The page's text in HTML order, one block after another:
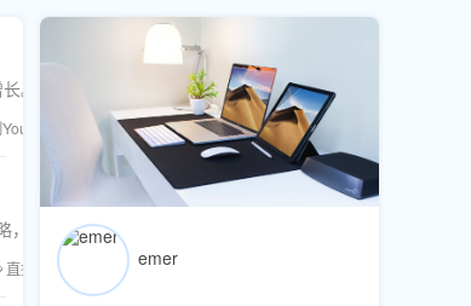
。
赞 视频推广服务 跨平台引流
涵盖YouTube、TikTok等多平台联动方案。
直播人气提升 Facebook刷播放量
emer